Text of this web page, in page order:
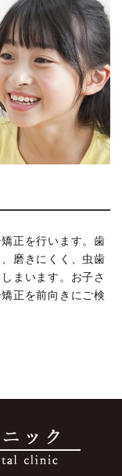
正を行います。歯
磨きにくく、虫歯
まいます。お子さ
正を前向きにご検